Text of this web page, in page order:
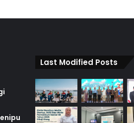
Last Modified Posts